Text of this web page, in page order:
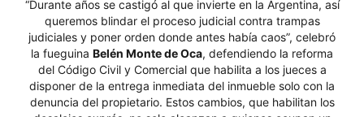
“Durante años se castigó al que invierte en la Argentina, así
queremos blindar el proceso judicial contra trampas
judiciales y poner orden donde antes había caos”, celebró
la fueguina Belén Monte de Oca, defendiendo la reforma
del Código Civil y Comercial que habilita a los jueces a
disponer de la entrega inmediata del inmueble solo con la
denuncia del propietario. Estos cambios, que habilitan los